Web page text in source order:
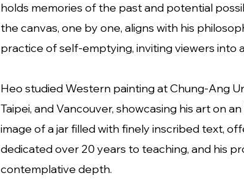
holds memories of the past and potential
the canvas, one by one, aligns with his
practice of self-emptying, inviting viewers into
Heo studied Western painting at Chung-Ang
Taipei, and Vancouver, showcasing his art on
image of a jar filled with finely inscribed text,
dedicated over 20 years to teaching, and his
contemplative depth.